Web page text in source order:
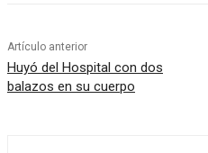
Artículo anterior
Huyó del Hospital con dos
balazos en su cuerpo